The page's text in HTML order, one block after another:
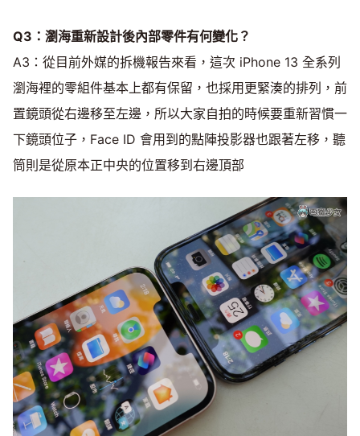
Q3：瀏海重新設計後內部零件有何變化？
A3：從目前外媒的拆機報告來看，這次 iPhone 13 全系列
瀏海裡的零組件基本上都有保留，也採用更緊湊的排列，前
置鏡頭從右邊移至左邊，所以大家自拍的時候要重新習慣一
下鏡頭位子，Face ID 會用到的點陣投影器也跟著左移，聽
筒則是從原本正中央的位置移到右邊頂部